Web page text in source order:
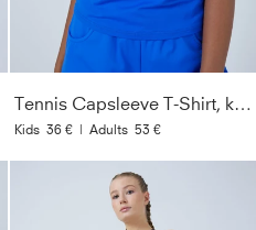
Tennis Capsleeve T-Shirt, kobaltblau
Kids 36 € | Adults 53 €